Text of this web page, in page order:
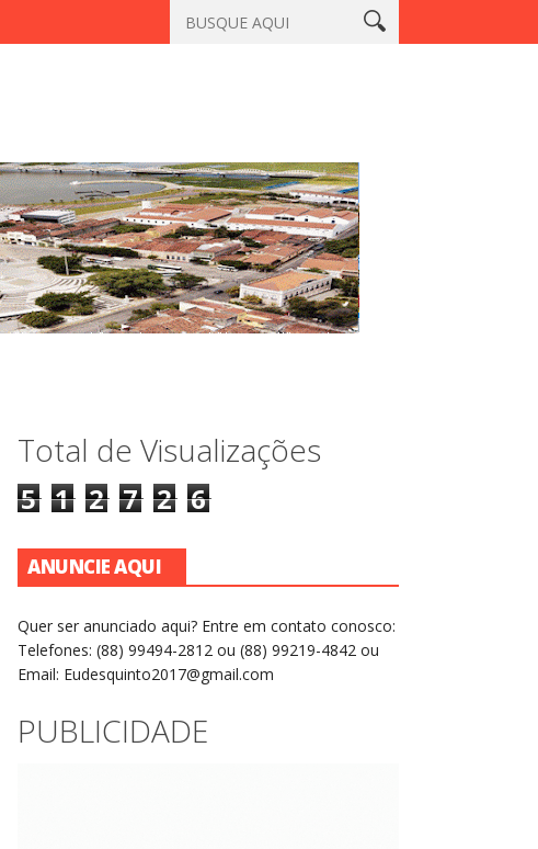
Aracatiaçu, Sobral Vigilante é morto a tiros em laboratório no
Total de Visualizações
5 1 2 7 2 6
ANUNCIE AQUI
Quer ser anunciado aqui? Entre em contato conosco:
Telefones: (88) 99494-2812 ou (88) 99219-4842 ou
Email: Eudesquinto2017@gmail.com
PUBLICIDADE